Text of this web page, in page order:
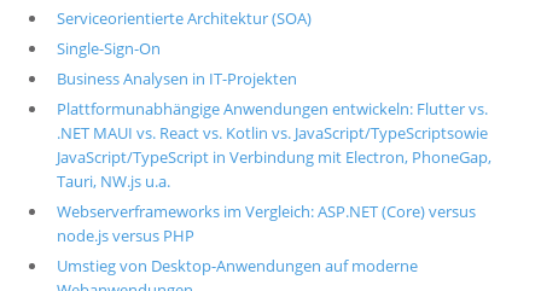
Serviceorientierte Architektur (SOA)
Single-Sign-On
Business Analysen in IT-Projekten
Plattformunabhängige Anwendungen entwickeln: Flutter vs.
.NET MAUI vs. React vs. Kotlin vs. JavaScript/TypeScriptsowie
JavaScript/TypeScript in Verbindung mit Electron, PhoneGap,
Tauri, NW.js u.a.
Webserverframeworks im Vergleich: ASP.NET (Core) versus
node.js versus PHP
Umstieg von Desktop-Anwendungen auf moderne